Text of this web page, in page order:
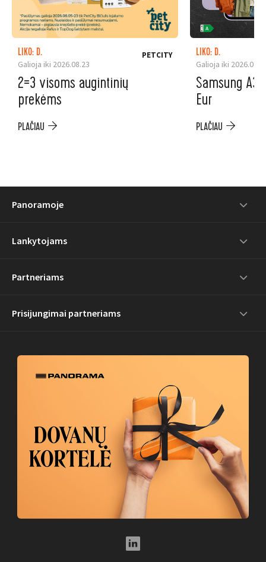
LIKO: D.
Galioja iki 2026.08.23
PETCITY
2=3 visoms augintinių
prekėms
PLAČIAU
LIKO: D.
Galioja iki
Samsung
Eur
PLAČIAU
Panoramoje
Lankytojams
Partneriams
Prisijungimai partneriams